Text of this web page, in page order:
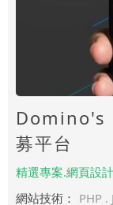
Domino's
募平台
精選專案.網頁設
網站技術： PHP .